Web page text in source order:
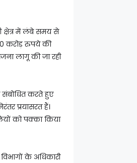
क्षेत्र में लंबे समय से
करोड़ रुपये की
लागू की जा रही
करते हुए
प्रयासरत हैं।
को पक्का किया
के अधिकारी